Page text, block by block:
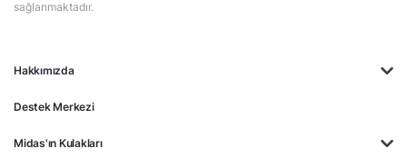
Hakkımızda
Destek Merkezi
Midas'ın Kulakları
sağlanmaktadır.